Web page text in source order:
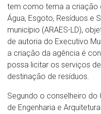
tem como tema a criação
Água, Esgoto, Resíduos e
município (ARAES-LD),
de autoria do Executivo
a criação da agência é
possa licitar os serviços
destinação de resíduos.
Segundo o conselheiro do
de Engenharia e